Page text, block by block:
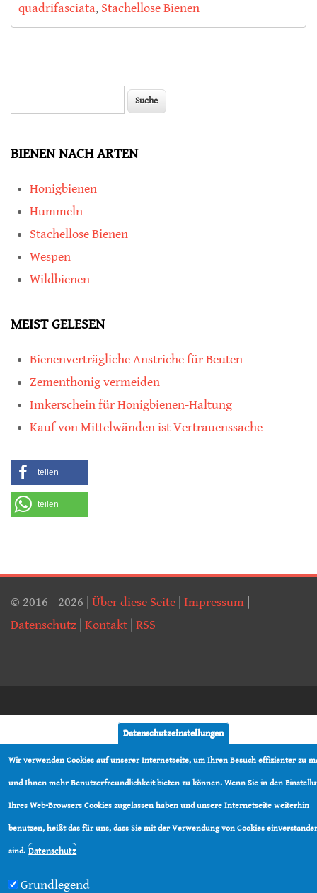
quadrifasciata, Stachellose Bienen
BIENEN NACH ARTEN
Honigbienen
Hummeln
Stachellose Bienen
Wespen
Wildbienen
MEIST GELESEN
Bienenverträgliche Anstriche für Beuten
Zementhonig vermeiden
Imkerschein für Honigbienen-Haltung
Kauf von Mittelwänden ist Vertrauenssache
teilen
teilen
© 2016 - 2026 | Über diese Seite Impressum
Datenschutz Kontakt RSS
Datenschutzeinstellungen
Wir verwenden Cookies auf unserer Internetseite, um Ihren Besuch effizienter zu
und Ihnen mehr Benutzerfreundlichkeit bieten zu können. Wenn Sie in den
Ihres Web-Browsers Cookies zugelassen haben und unsere Internetseite weiterhin
benutzen, heißt das für uns, dass Sie mit der Verwendung von Cookies
sind. Datenschutz
Grundlegend